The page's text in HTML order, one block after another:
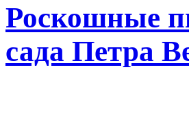
Роскошные
сада Петра